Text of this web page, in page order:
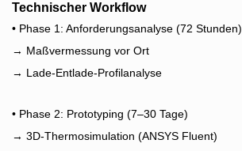
Technischer Workflow
• Phase 1: Anforderungsanalyse (72 Stunden)
→ Maßvermessung vor Ort
→ Lade-Entlade-Profilanalyse
• Phase 2: Prototyping (7–30 Tage)
→ 3D-Thermosimulation (ANSYS Fluent)